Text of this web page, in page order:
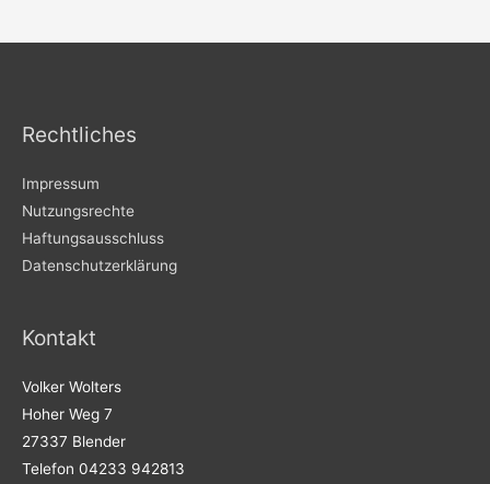
Rechtliches
Impressum
Nutzungsrechte
Haftungsausschluss
Datenschutzerklärung
Kontakt
Volker Wolters
Hoher Weg 7
27337 Blender
Telefon 04233 942813